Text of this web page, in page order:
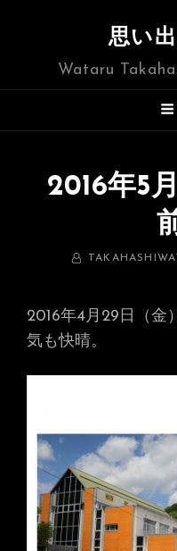
思い
Wataru
2016年5
BY
2016年4月29日（金
気も快晴。